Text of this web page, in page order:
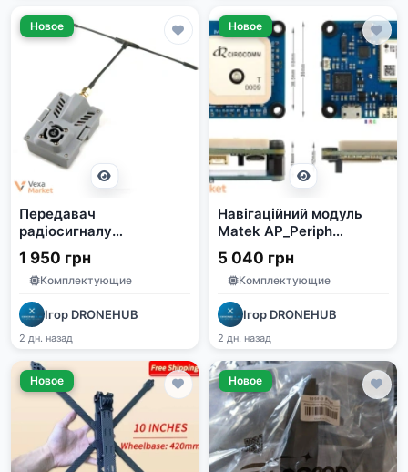
Новое
Передавач
радіосигналу
Happymodel ExpressLRS
ES900TX V3 915MHz 1W
1 950 грн
Комплектующие
Ігор DRONEHUB
2 дн. назад
Новое
Навігаційний модуль
Matek AP_Periph
DroneCAN GNSS M9N-
G4-3100
5 040 грн
Комплектующие
Ігор DRONEHUB
2 дн. назад
Новое Новое